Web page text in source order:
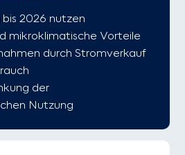
bis 2026 nutzen
mikroklimatische Vorteile
durch Stromverkauf
der
Nutzung